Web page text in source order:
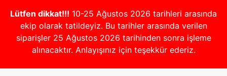
Lütfen dikkat!!! 10-25 Ağustos 2026 tarihleri arasında
ekip olarak tatildeyiz. Bu tarihler arasında verilen
siparişler 25 Ağustos 2026 tarihinden sonra işleme
alınacaktır. Anlayışınız için teşekkür ederiz.